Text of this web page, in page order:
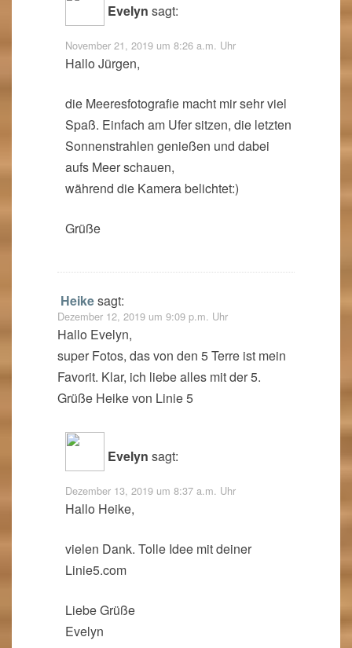
Evelyn sagt:
November 21, 2019 um 8:26 a.m. Uhr
Hallo Jürgen,
die Meeresfotografie macht mir sehr viel
Spaß. Einfach am Ufer sitzen, die letzten
Sonnenstrahlen genießen und dabei
aufs Meer schauen,
während die Kamera belichtet:)
Grüße
Heikesagt:
Dezember 12, 2019 um 9:09 p.m. Uhr
Hallo Evelyn,
super Fotos, das von den 5 Terre ist mein
Favorit. Klar, ich liebe alles mit der 5.
Grüße Heike von Linie 5
Evelyn sagt:
Dezember 13, 2019 um 8:37 a.m. Uhr
Hallo Heike,
vielen Dank. Tolle Idee mit deiner
Linie5.com
Liebe Grüße
Evelyn